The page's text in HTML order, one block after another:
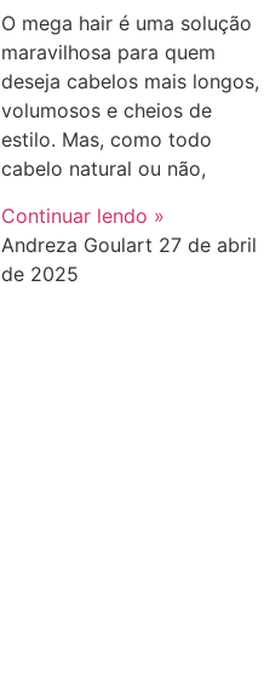
O mega hair é uma solução
maravilhosa para quem
deseja cabelos mais longos,
volumosos e cheios de
estilo. Mas, como todo
cabelo natural ou não,
Continuar lendo »
Andreza Goulart 27 de abril
de 2025